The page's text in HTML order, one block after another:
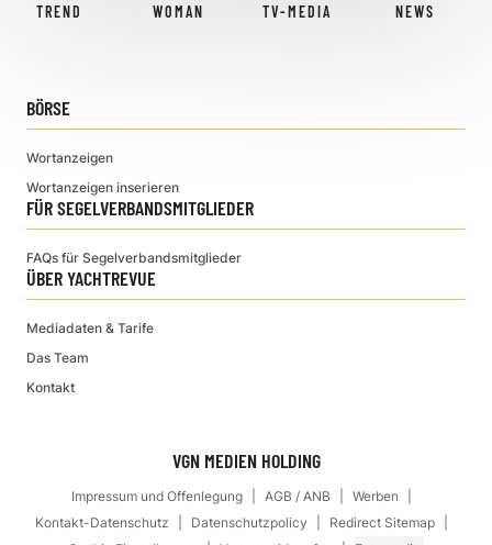
TREND WOMAN TV-MEDIA NEWS
BÖRSE
Wortanzeigen
Wortanzeigen inserieren
FÜR SEGELVERBANDSMITGLIEDER
FAQs für Segelverbandsmitglieder
ÜBER YACHTREVUE
Mediadaten & Tarife
Das Team
Kontakt
VGN MEDIEN HOLDING
Impressum und Offenlegung AGB / ANB
Werben
Kontakt-Datenschutz
Datenschutzpolicy
Redirect Sitemap